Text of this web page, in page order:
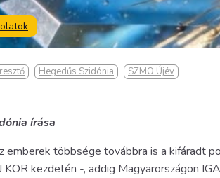
Hegedűs Szidónia SZMO Újév
írása
emberek többsége továbbra is a kifáradt
KOR kezdetén -, addig Magyarországon